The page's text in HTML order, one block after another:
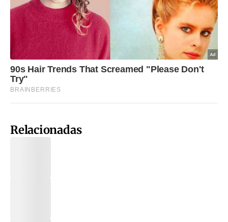
Relacionadas